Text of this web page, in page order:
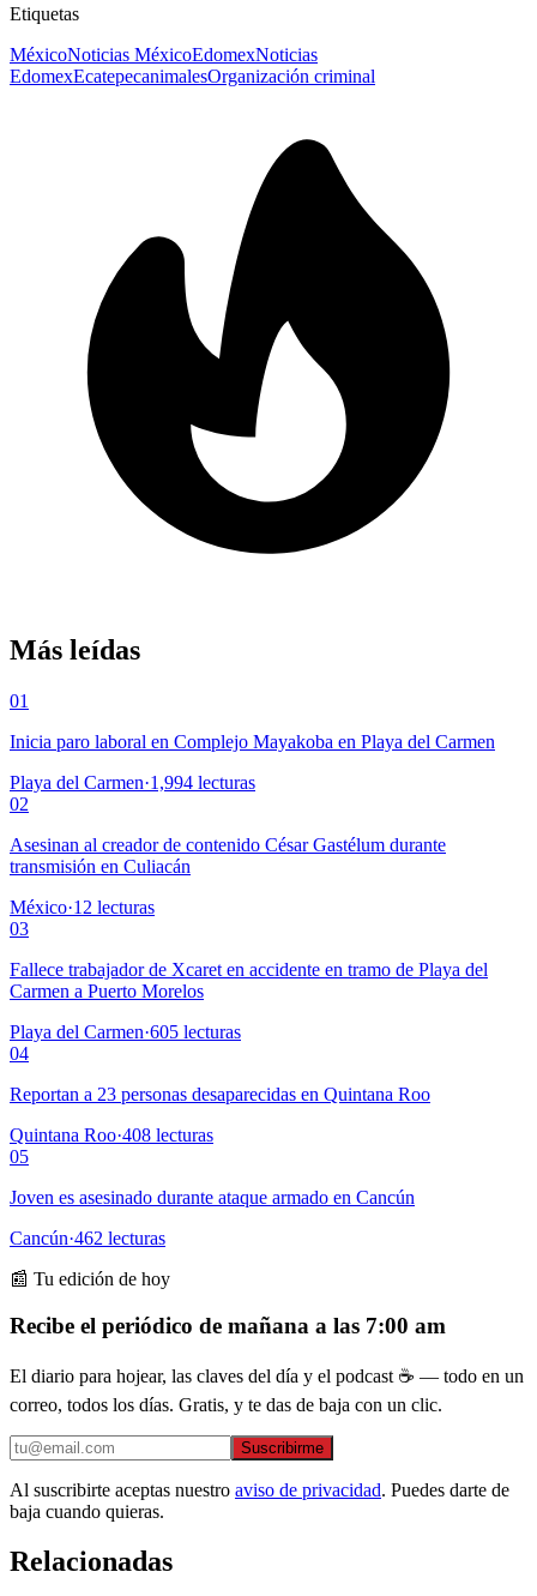
Etiquetas
MéxicoNoticias MéxicoEdomexNoticias
EdomexEcatepecanimalesOrganización criminal
Más leídas
01
Inicia paro laboral en Complejo Mayakoba en Playa del Carmen
Playa del Carmen·1,994 lecturas
02
Asesinan al creador de contenido César Gastélum durante
transmisión en Culiacán
México·12 lecturas
03
Fallece trabajador de Xcaret en accidente en tramo de Playa del
Carmen a Puerto Morelos
Playa del Carmen·605 lecturas
04
Reportan a 23 personas desaparecidas en Quintana Roo
Quintana Roo·408 lecturas
05
Joven es asesinado durante ataque armado en Cancún
Cancún·462 lecturas
📰 Tu edición de hoy
Recibe el periódico de mañana a las 7:00 am
El diario para hojear, las claves del día y el podcast ☕ — todo en un
correo, todos los días. Gratis, y te das de baja con un clic.
Suscribirme
Al suscribirte aceptas nuestro aviso de privacidad. Puedes darte de
baja cuando quieras.
Relacionadas